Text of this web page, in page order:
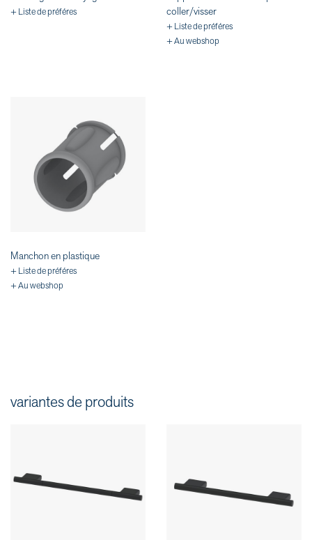
+ Liste de préféres
coller/visser
+ Liste de préféres
+ Au webshop
Manchon en plastique
+ Liste de préféres
+ Au webshop
variantes de produits